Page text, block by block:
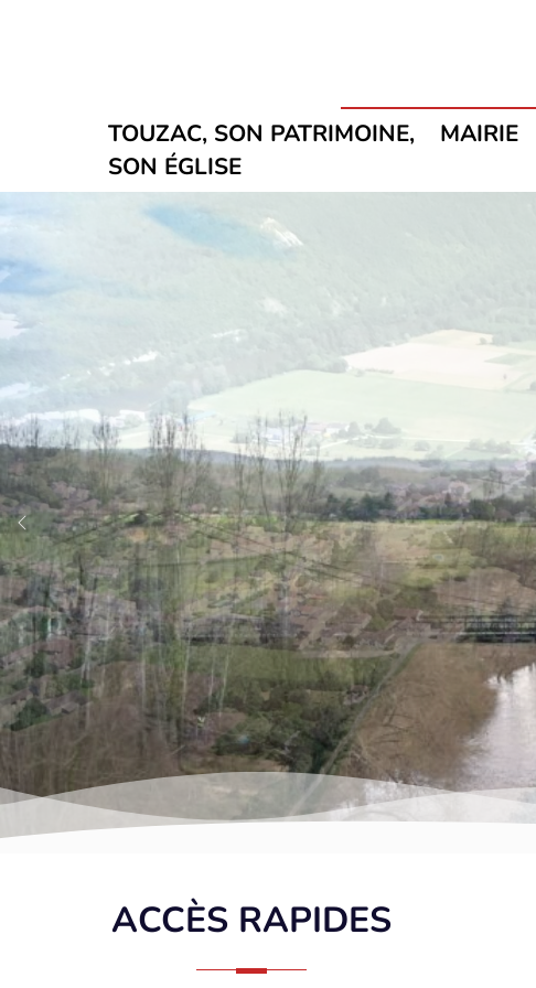
TOUZAC, SON PATRIMOINE,
SON ÉGLISE
MAIRIE
01 02
Précédent
ACCÈS RAPIDES